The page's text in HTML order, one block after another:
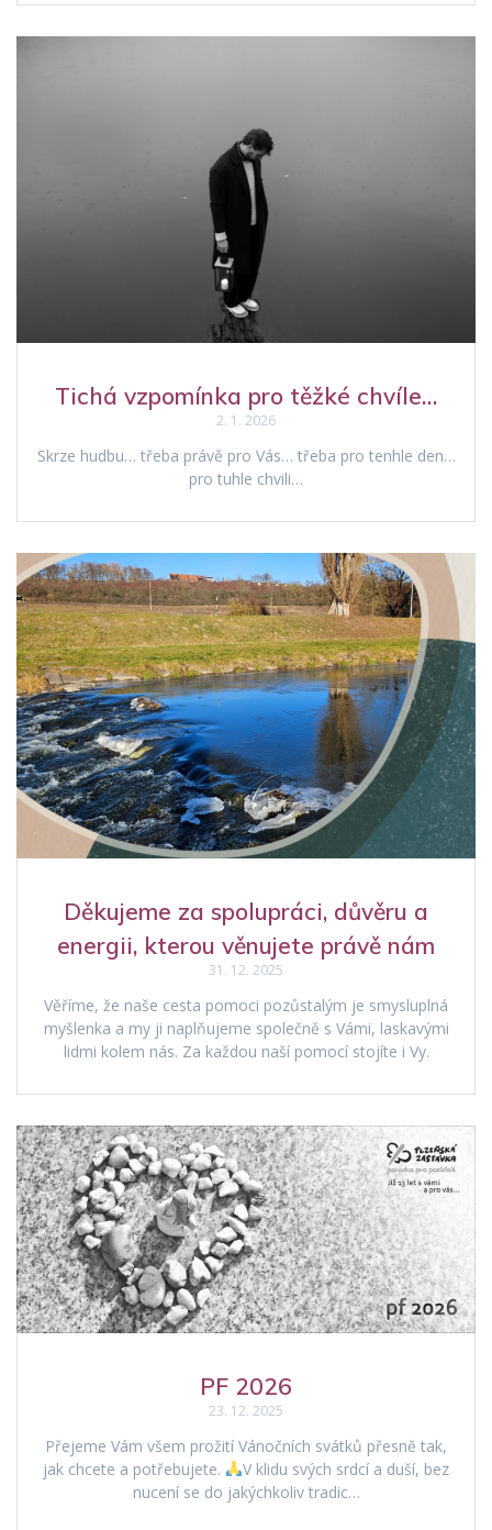
Tichá vzpomínka pro těžké chvíle…
2. 1. 2026
Skrze hudbu… třeba právě pro Vás… třeba pro tenhle den…
pro tuhle chvili…
Děkujeme za spolupráci, důvěru a
energii, kterou věnujete právě nám
31. 12. 2025
Věříme, že naše cesta pomoci pozůstalým je smysluplná
myšlenka a my ji naplňujeme společně s Vámi, laskavými
lidmi kolem nás. Za každou naší pomocí stojíte i Vy.
PF 2026
23. 12. 2025
Přejeme Vám všem prožití Vánočních svátků přesně tak,
jak chcete a potřebujete.
V klidu svých srdcí a duší, bez
nucení se do jakýchkoliv tradic…